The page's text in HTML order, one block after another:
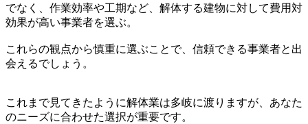
でなく、作業効率や工期など、解体する建物に対して費用対
効果が高い事業者を選ぶ。
これらの観点から慎重に選ぶことで、信頼できる事業者と出
会えるでしょう。
これまで見てきたように解体業は多岐に渡りますが、あなた
のニーズに合わせた選択が重要です。